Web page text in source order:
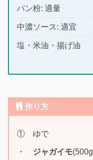
パン粉: 適量
中濃ソース: 適宜
塩・米油・揚げ油
作り方
① ゆで
・ ジャガイモ